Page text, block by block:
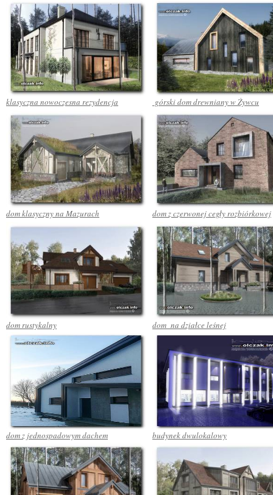
klasyczna nowoczesna rezydencja górski dom drewniany w Żywcu
dom klasyczny na Mazurach dom z czerwonej cegły rozbiórkowej
dom rustykalny dom na działce leśnej
dom z jednospadowym dachem budynek dwulokalowy